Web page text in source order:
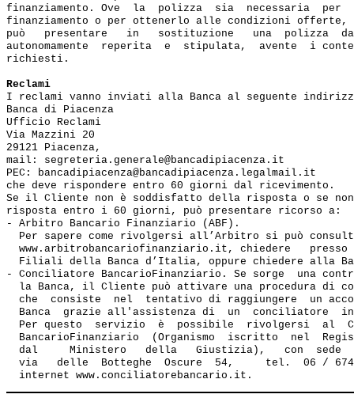
finanziamento. Ove  la  polizza  sia  necessaria
finanziamento o per ottenerlo alle condizioni
può   presentare   in   sostituzione   una  polizza
autonomamente  reperita  e  stipulata,  avente  i
richiesti.
Reclami
I reclami vanno inviati alla Banca al seguente
Banca di Piacenza
Ufficio Reclami
Via Mazzini 20
29121 Piacenza,
mail: segreteria.generale@bancadipiacenza.it
PEC: bancadipiacenza@bancadipiacenza.legalmail.it
che deve rispondere entro 60 giorni dal ricevimento.
Se il Cliente non è soddisfatto della risposta o se
risposta entro i 60 giorni, può presentare ricorso a:
- Arbitro Bancario Finanziario (ABF).
Per sapere come rivolgersi all’Arbitro si può
www.arbitrobancariofinanziario.it, chiedere   presso
Filiali della Banca d’Italia, oppure chiedere alla
- Conciliatore BancarioFinanziario. Se sorge  una
la Banca, il Cliente può attivare una procedura di
che  consiste  nel  tentativo di raggiungere  un
Banca  grazie all'assistenza di  un  conciliatore
Per questo  servizio  è  possibile  rivolgersi  al
BancarioFinanziario  (Organismo  iscritto  nel
dal     Ministero   della   Giustizia),   con  sede
via   delle  Botteghe  Oscure  54,     tel.  06 /